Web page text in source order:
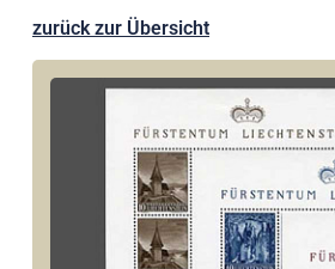
Postcrossing
zurück zur Übersicht